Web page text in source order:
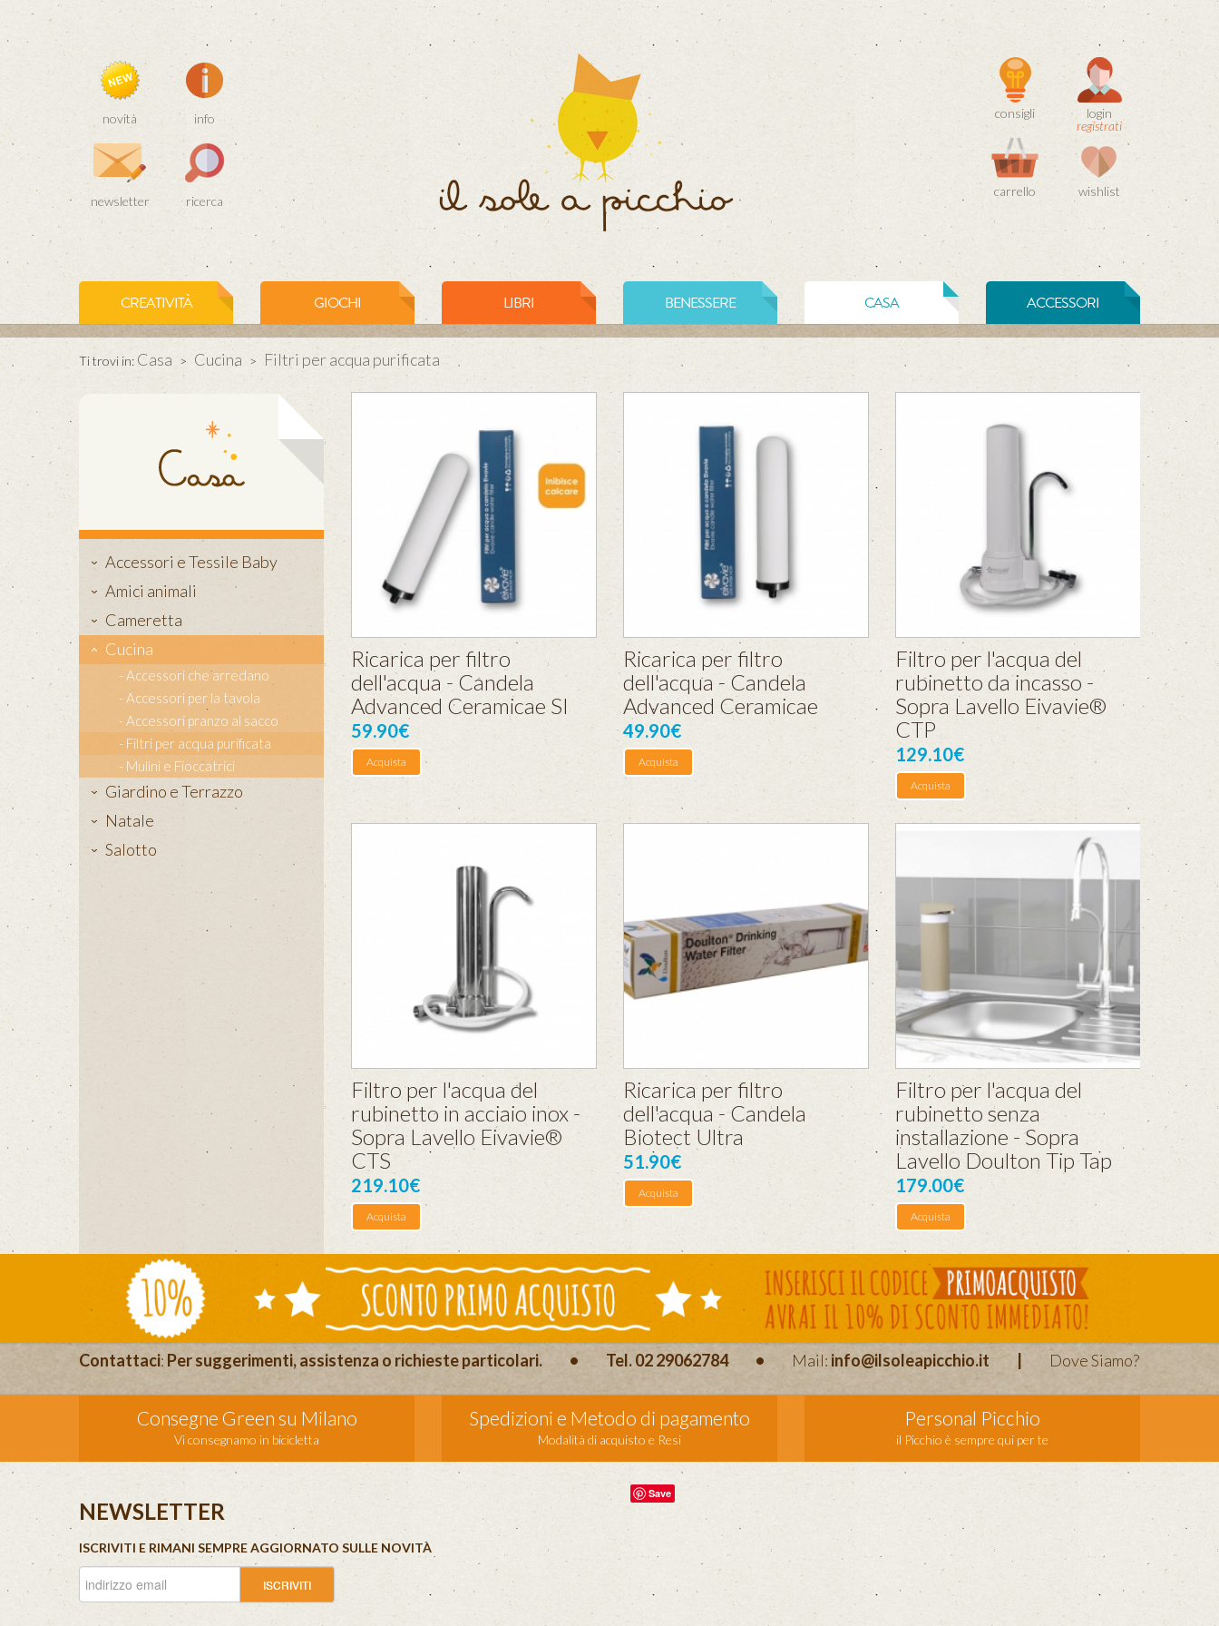
novità info
newsletter ricerca
consigli
login
registrati
carrello wishlist
CREATIVITÀ GIOCHI LIBRI BENESSERE CASA ACCESSORI
Ti trovi in: Casa > Cucina > Filtri per acqua purificata
Accessori e Tessile Baby
Amici animali
Cameretta
Cucina
Accessori che arredano
Accessori per la tavola
Accessori pranzo al sacco
Filtri per acqua purificata
Mulini e Fioccatrici
Giardino e Terrazzo
Natale
Salotto
Ricarica per filtro
dell'acqua - Candela
Advanced Ceramicae SI
59.90€
Acquista
Ricarica per filtro
dell'acqua - Candela
Advanced Ceramicae
49.90€
Acquista
Filtro per l'acqua del
rubinetto da incasso -
Sopra Lavello Eivavie®
CTP
129.10€
Acquista
Filtro per l'acqua del
rubinetto in acciaio inox -
Sopra Lavello Eivavie®
CTS
219.10€
Acquista
Ricarica per filtro
dell'acqua - Candela
Biotect Ultra
51.90€
Acquista
Filtro per l'acqua del
rubinetto senza
installazione - Sopra
Lavello Doulton Tip Tap
179.00€
Acquista
Contattaci: Per suggerimenti, assistenza o richieste particolari. • Tel. 02 29062784 • Mail: info@ilsoleapicchio.it | Dove Siamo?
Consegne Green su Milano
Vi consegnamo in bicicletta
Spedizioni e Metodo di pagamento
Modalità di acquisto e Resi
Personal Picchio
il Picchio è sempre qui per te
NEWSLETTER
ISCRIVITI E RIMANI SEMPRE AGGIORNATO SULLE NOVITÀ
Save